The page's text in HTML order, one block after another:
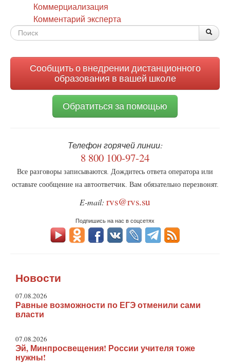
Коммерциализация
Комментарий эксперта
Форма
Сообщить о внедрении дистанционного
образования в вашей школе
Обратиться за помощью
Телефон горячей линии:
8 800 100-97-24
Все разговоры записываются. Дождитесь ответа оператора или
оставьте сообщение на автоответчик. Вам обязательно перезвонят.
E-mail: rvs@rvs.su
Подпишись на нас в соцсетях
Новости
07.08.2026
Равные возможности по ЕГЭ отменили сами
власти
07.08.2026
Эй, Минпросвещения! России учителя тоже
нужны!